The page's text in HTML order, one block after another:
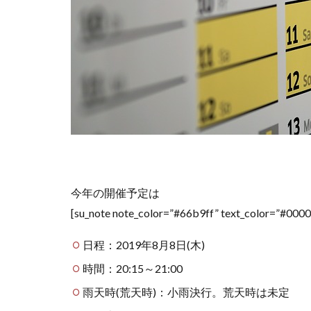
今年の開催予定は
[su_note note_color=”#66b9ff”
日程：2019年8月8日(木)
時間：20:15～21:00
雨天時(荒天時)：小雨決行。荒天時は未定